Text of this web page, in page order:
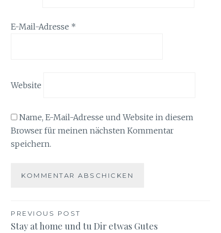
E-Mail-Adresse *
Website
Name, E-Mail-Adresse und Website in diesem
Browser für meinen nächsten Kommentar
speichern.
Beitragsnavigation
PREVIOUS POST
Stay at home und tu Dir etwas Gutes